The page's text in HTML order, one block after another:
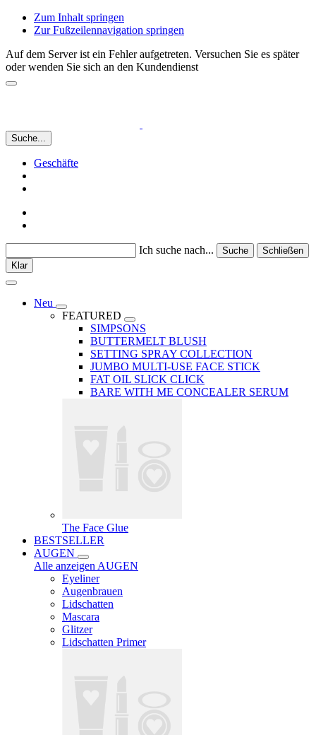
Zum Inhalt springen
Zur Fußzeilennavigation springen
Auf dem Server ist ein Fehler aufgetreten. Versuchen Sie es später
oder wenden Sie sich an den Kundendienst
Suche...
Geschäfte
Ich suche nach... Suche
Schließen
Klar
Neu
FEATURED
SIMPSONS
BUTTERMELT BLUSH
SETTING SPRAY COLLECTION
JUMBO MULTI-USE FACE STICK
FAT OIL SLICK CLICK
BARE WITH ME CONCEALER SERUM
The Face Glue
BESTSELLER
AUGEN
Alle anzeigen AUGEN
Eyeliner
Augenbrauen
Lidschatten
Mascara
Glitzer
Lidschatten Primer